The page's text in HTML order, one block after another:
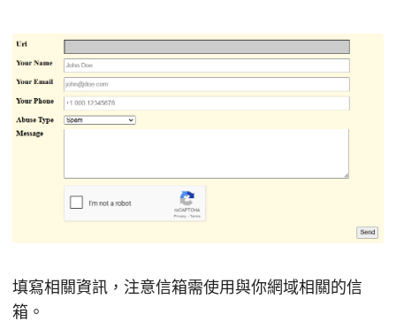
填寫相關資訊，注意信箱需使用與你網域相關的信
箱。